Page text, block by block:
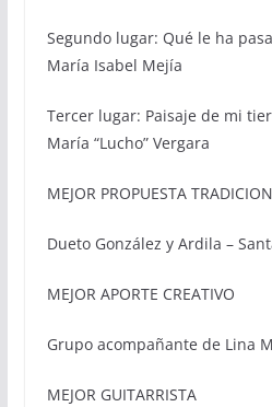
Segundo lugar: Qué le ha
María Isabel Mejía
Tercer lugar: Paisaje de mi
María “Lucho” Vergara
MEJOR PROPUESTA
Dueto González y Ardila –
MEJOR APORTE CREATIVO
Grupo acompañante de Lina
MEJOR GUITARRISTA